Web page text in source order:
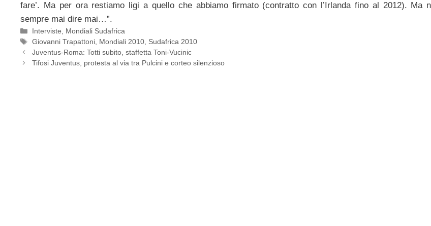
fare’. Ma per ora restiamo ligi a quello che abbiamo firmato (contratto con l’Irlanda fino al 2012). Ma
sempre mai dire mai…”.
Categorie
Interviste, Mondiali Sudafrica
Tag
Giovanni Trapattoni, Mondiali 2010, Sudafrica 2010
Juventus-Roma: Totti subito, staffetta Toni-Vucinic
Tifosi Juventus, protesta al via tra Pulcini e corteo silenzioso